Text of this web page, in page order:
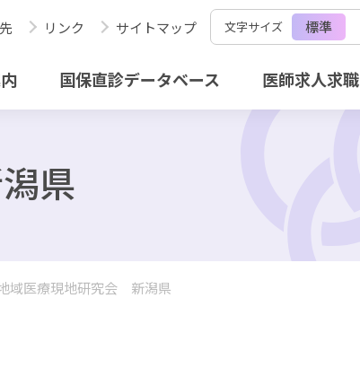
リンク サイトマップ 文字サイズ 標準
国保直診データベース 医師求人求職
県
域医療現地研究会 新潟県